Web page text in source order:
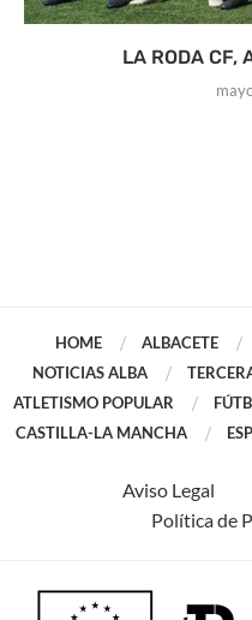
LA RODA CF,
HOME ALBACETE
NOTICIAS ALBA
ATLETISMO POPULAR
CASTILLA-LA MANCHA
Aviso Legal
Política de